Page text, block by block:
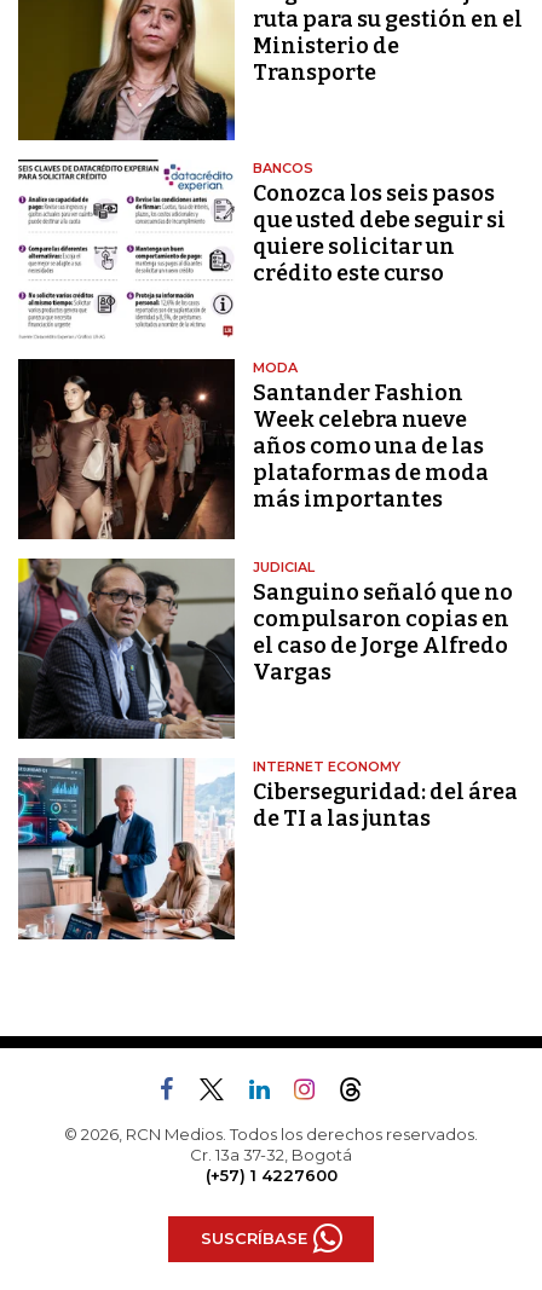
ruta para su gestión en el
Ministerio de
Transporte
BANCOS
Conozca los seis pasos
que usted debe seguir si
quiere solicitar un
crédito este curso
MODA
Santander Fashion
Week celebra nueve
años como una de las
plataformas de moda
más importantes
JUDICIAL
Sanguino señaló que no
compulsaron copias en
el caso de Jorge Alfredo
Vargas
INTERNET ECONOMY
Ciberseguridad: del área
de TI a las juntas
© 2026, RCN Medios. Todos los derechos reservados.
Cr. 13a 37-32, Bogotá
(+57) 1 4227600
SUSCRÍBASE